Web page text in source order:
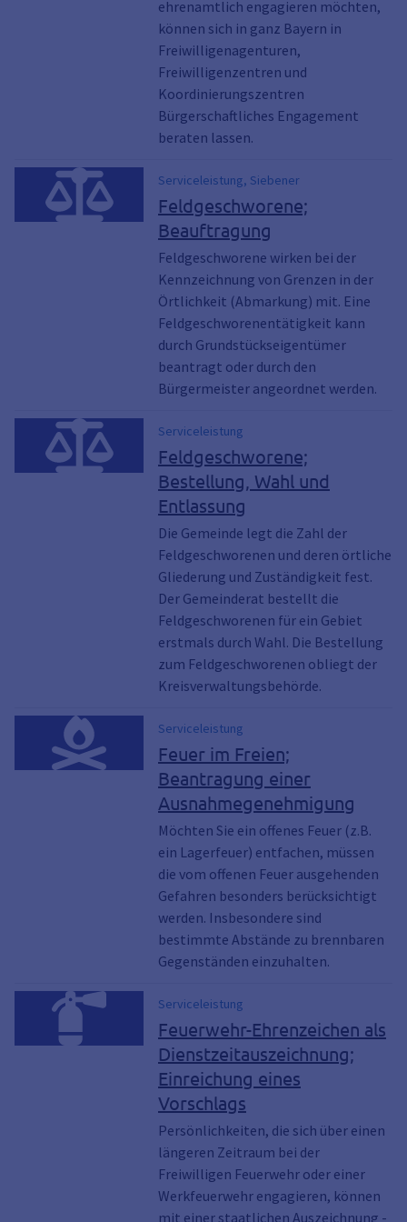
ehrenamtlich engagieren möchten,
können sich in ganz Bayern in
Freiwilligenagenturen,
Freiwilligenzentren und
Koordinierungszentren
Bürgerschaftliches Engagement
beraten lassen.
Serviceleistung, Siebener
Feldgeschworene;
Beauftragung
Feldgeschworene wirken bei der
Kennzeichnung von Grenzen in der
Örtlichkeit (Abmarkung) mit. Eine
Feldgeschworenentätigkeit kann
durch Grundstückseigentümer
beantragt oder durch den
Bürgermeister angeordnet werden.
Serviceleistung
Feldgeschworene;
Bestellung, Wahl und
Entlassung
Die Gemeinde legt die Zahl der
Feldgeschworenen und deren örtliche
Gliederung und Zuständigkeit fest.
Der Gemeinderat bestellt die
Feldgeschworenen für ein Gebiet
erstmals durch Wahl. Die Bestellung
zum Feldgeschworenen obliegt der
Kreisverwaltungsbehörde.
Serviceleistung
Feuer im Freien;
Beantragung einer
Ausnahmegenehmigung
Möchten Sie ein offenes Feuer (z.B.
ein Lagerfeuer) entfachen, müssen
die vom offenen Feuer ausgehenden
Gefahren besonders berücksichtigt
werden. Insbesondere sind
bestimmte Abstände zu brennbaren
Gegenständen einzuhalten.
Serviceleistung
Feuerwehr-Ehrenzeichen als
Dienstzeitauszeichnung;
Einreichung eines
Vorschlags
Persönlichkeiten, die sich über einen
längeren Zeitraum bei der
Freiwilligen Feuerwehr oder einer
Werkfeuerwehr engagieren, können
mit einer staatlichen Auszeichnung -